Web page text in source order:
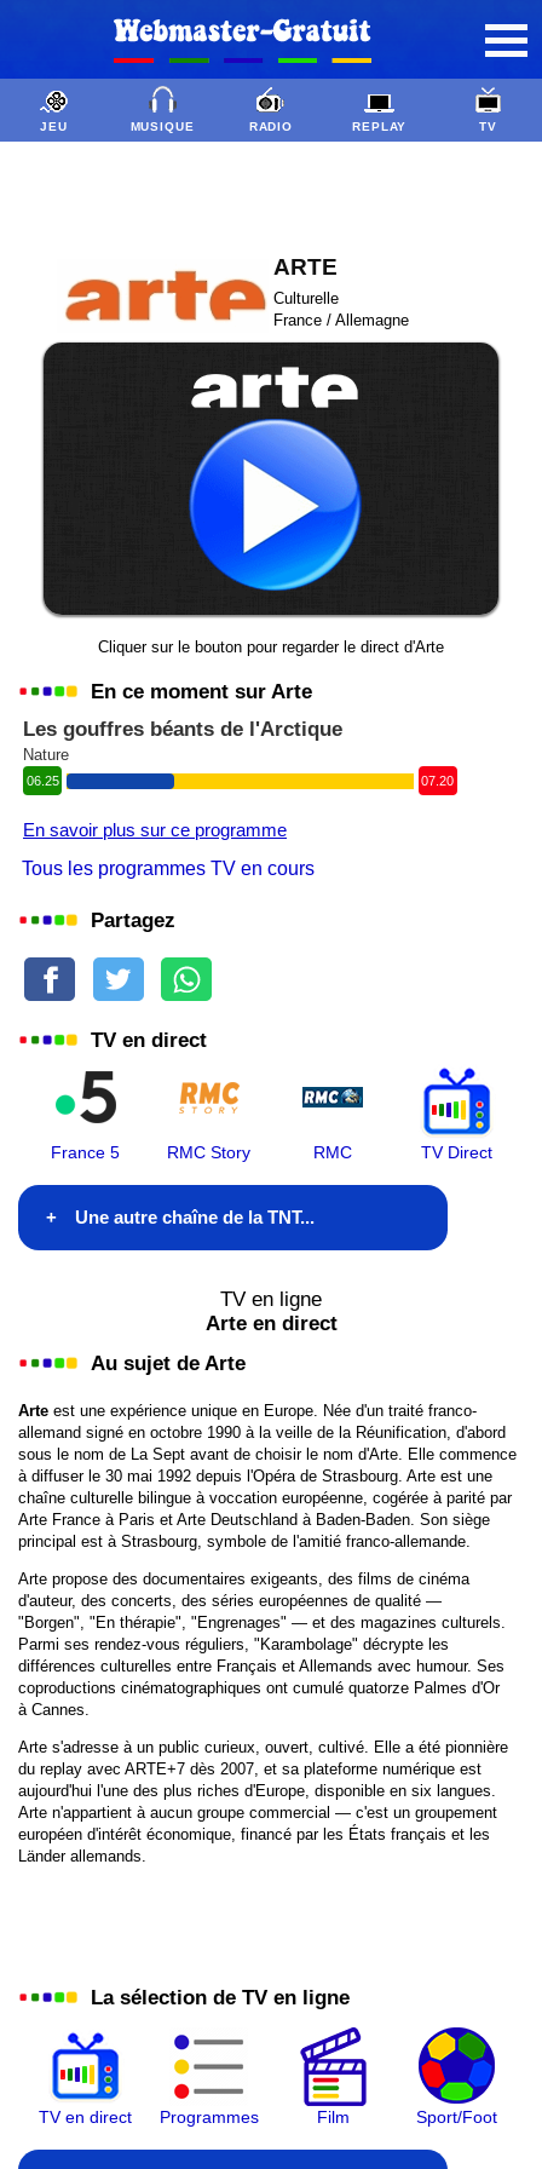
JEU MUSIQUE RADIO REPLAY TV
ARTE
Culturelle
France / Allemagne
Cliquer sur le bouton pour regarder le direct d'Arte
En ce moment sur Arte
Les gouffres béants de l'Arctique
Nature
06.25 07.20
En savoir plus sur ce programme
Tous les programmes TV en cours
Partagez
TV en direct
France 5 RMC Story RMC TV Direct
Une autre chaîne de la TNT...
France 4
France 5
M6
Arte
LCP
W9
TMC
TFX
Gulli
CStar
T18
HDI
TV en ligne
Arte en direct
Au sujet de Arte
Arte est une expérience unique en Europe. Née d'un traité franco-
allemand signé en octobre 1990 à la veille de la Réunification, d'abord
sous le nom de La Sept avant de choisir le nom d'Arte. Elle commence
à diffuser le 30 mai 1992 depuis l'Opéra de Strasbourg. Arte est une
chaîne culturelle bilingue à voccation européenne, cogérée à parité par
Arte France à Paris et Arte Deutschland à Baden-Baden. Son siège
principal est à Strasbourg, symbole de l'amitié franco-allemande.
Arte propose des documentaires exigeants, des films de cinéma
d'auteur, des concerts, des séries européennes de qualité —
"Borgen", "En thérapie", "Engrenages" — et des magazines culturels.
Parmi ses rendez-vous réguliers, "Karambolage" décrypte les
différences culturelles entre Français et Allemands avec humour. Ses
coproductions cinématographiques ont cumulé quatorze Palmes d'Or
à Cannes.
Arte s'adresse à un public curieux, ouvert, cultivé. Elle a été pionnière
du replay avec ARTE+7 dès 2007, et sa plateforme numérique est
aujourd'hui l'une des plus riches d'Europe, disponible en six langues.
Arte n'appartient à aucun groupe commercial — c'est un groupement
européen d'intérêt économique, financé par les États français et les
Länder allemands.
La sélection de TV en ligne
TV en direct Programmes Film Sport/Foot